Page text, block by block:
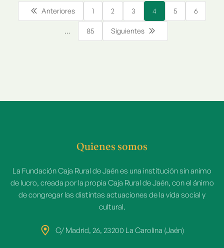
Anteriores 1 2 3 4 5 6
… 85 Siguientes
Quienes somos
La Fundación Caja Rural de Jaén es una institución sin animo
de lucro, creada por la propia Caja Rural de Jaén, con el ánimo
de congregar las distintas actuaciones de la vida social y
cultural.
C/ Madrid, 26, 23200 La Carolina (Jaén)